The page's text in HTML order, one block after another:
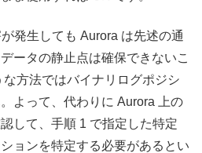
発生しても Aurora は先述の通
ータの静止点は確保できないこ
方法ではバイナリログポジシ
よって、代わりに Aurora 上の
して、手順 1 で指定した特定
ョンを特定する必要があるとい